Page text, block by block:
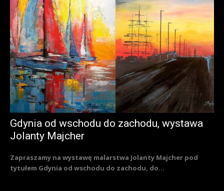
Gdynia od wschodu do zachodu, wystawa
Jolanty Majcher
Zapraszamy na wystawę malarstwa Jolanty Majcher pod
tytułem Gdynia od wschodu do zachodu, do...